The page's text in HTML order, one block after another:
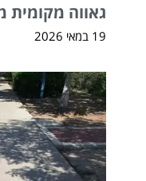
גאווה מקומית
19 במאי 2026